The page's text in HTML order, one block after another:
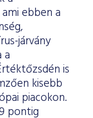
ebben a
járvány
a
is
kisebb
piacokon.
pontig